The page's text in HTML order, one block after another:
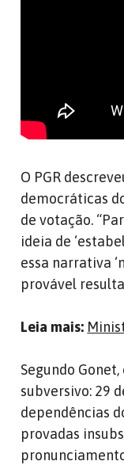
O PGR
democráticas
de votação.
ideia de
essa narrativa
provável
Leia mais:
Segundo
subversivo: 29
dependências
provadas